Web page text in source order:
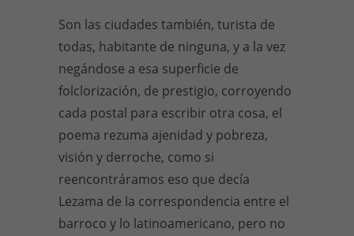
Son las ciudades también, turista de
todas, habitante de ninguna, y a la vez
negándose a esa superficie de
folclorización, de prestigio, corroyendo
cada postal para escribir otra cosa, el
poema rezuma ajenidad y pobreza,
visión y derroche, como si
reencontráramos eso que decía
Lezama de la correspondencia entre el
barroco y lo latinoamericano, pero no